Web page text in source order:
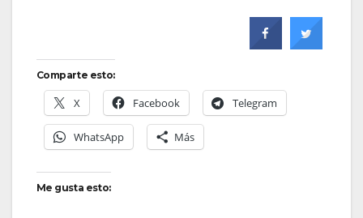
Comparte esto:
X Facebook Telegram
WhatsApp Más
Me gusta esto: